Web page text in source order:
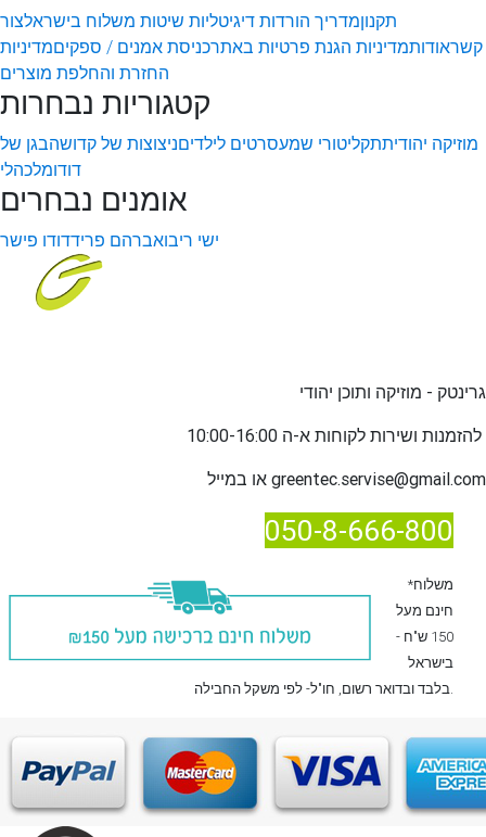
תקנוןמדריך הורדות דיגיטליות שיטות משלוח בישראלצור
קשראודותמדיניות הגנת פרטיות באתרכניסת אמנים / ספקיםמדיניות
החזרת והחלפת מוצרים
קטגוריות נבחרות
מוזיקה יהודיתתקליטורי שמעסרטים לילדיםניצוצות של קדושהבגן של
דודומלכהלי
אומנים נבחרים
ישי ריבואברהם פרידדודו פישר
גרינטק - מוזיקה ותוכן יהודי
להזמנות ו
greentec.servise@gmail.com
050-8-666-800
*משלוח
חינם מעל
150 ש"ח -
בישראל
בלבדובדואר רשום , חו"ל- לפי משקל החבילה.